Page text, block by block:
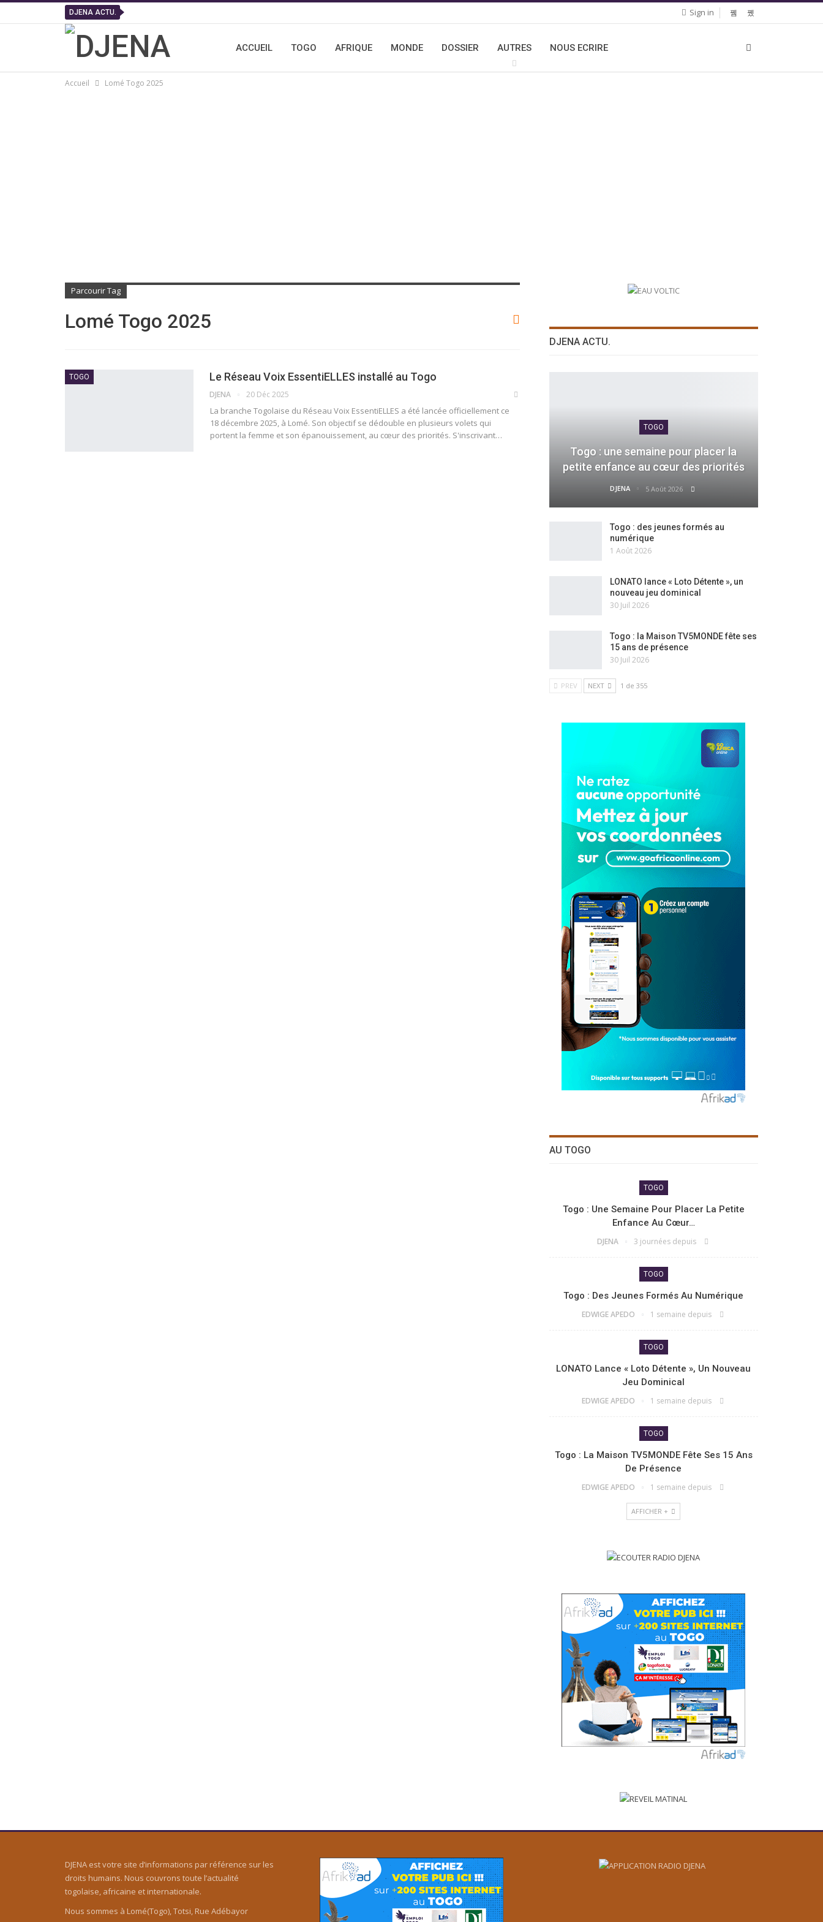
Sign in
DJENA ACTU.
ACCUEIL TOGO AFRIQUE MONDE DOSSIER AUTRES NOUS ECRIRE
Accueil Lomé Togo 2025
Parcourir Tag
Lomé Togo 2025
TOGO Le Réseau Voix EssentiELLES installé au Togo
DJENA 20 Déc 2025
La branche Togolaise du Réseau Voix EssentiELLES a été lancée officiellement ce
18 décembre 2025, à Lomé. Son objectif se dédouble en plusieurs volets qui
portent la femme et son épanouissement, au cœur des priorités. S'inscrivant…
DJENA ACTU.
TOGO
Togo : une semaine pour placer la
petite enfance au cœur des priorités
DJENA 5 Août 2026
Togo : des jeunes formés au
numérique
1 Août 2026
LONATO lance « Loto Détente », un
nouveau jeu dominical
30 Juil 2026
Togo : la Maison TV5MONDE fête ses
15 ans de présence
30 Juil 2026
PREV NEXT 1 de 355
AU TOGO
TOGO
Togo : Une Semaine Pour Placer La Petite
Enfance Au Cœur…
DJENA 3 journées depuis
TOGO
Togo : Des Jeunes Formés Au Numérique
EDWIGE APEDO 1 semaine depuis
TOGO
LONATO Lance « Loto Détente », Un Nouveau
Jeu Dominical
EDWIGE APEDO 1 semaine depuis
TOGO
Togo : La Maison TV5MONDE Fête Ses 15 Ans
De Présence
EDWIGE APEDO 1 semaine depuis
AFFICHER +
DJENA est votre site d’informations par référence sur les
droits humains. Nous couvrons toute l’actualité
togolaise, africaine et internationale.
Nous sommes à Lomé(Togo), Totsi, Rue Adébayor